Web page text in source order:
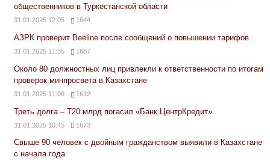
общественников в Туркестанской области
31.01.2025 12:05 1644
АЗРК проверит Beeline после сообщений о повышении тарифов
31.01.2025 11:35 1687
Около 80 должностных лиц привлекли к ответственности по итогам
проверок минпросвета в Казахстане
31.01.2025 11:00 1612
Треть долга – Т20 млрд погасил «Банк ЦентрКредит»
31.01.2025 10:45 1673
Свыше 90 человек с двойным гражданством выявили в Казахстане
с начала года